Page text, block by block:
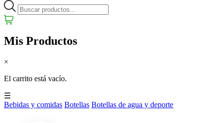
Mis Productos
×
El carrito está vacío.
☰
Bebidas y comidas Botellas Botellas de agua y deporte